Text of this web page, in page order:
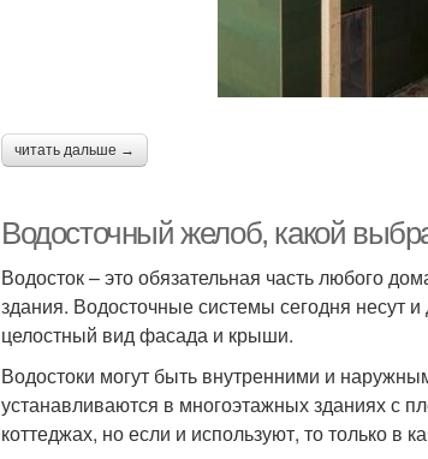
читать дальше →
Водосточный желоб, какой
Водосток – это обязательная часть любого
здания. Водосточные системы сегодня несут
целостный вид фасада и крыши.
Водостоки могут быть внутренними и
устанавливаются в многоэтажных зданиях с
коттеджах, но если и используют, то только в